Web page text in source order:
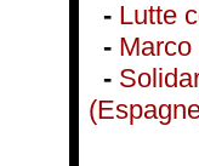
- Lutte
-
-